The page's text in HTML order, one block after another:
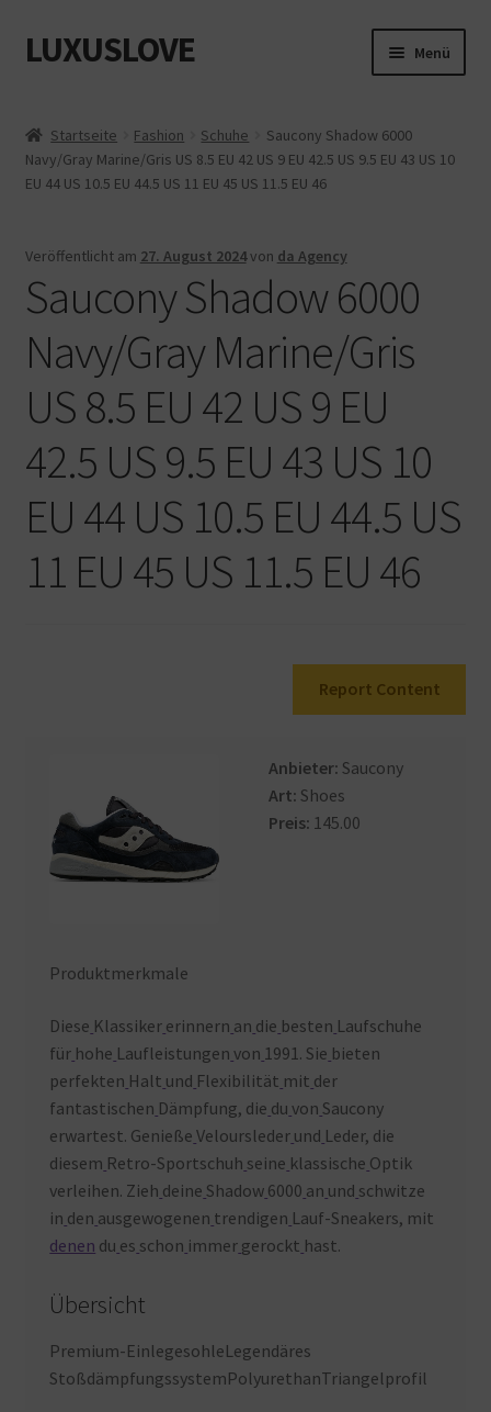
Zur
Navigation
Zum
Inhalt
LUXUSLOVE Menü
Cookie-Richtlinie (EU)
Impressum
Kasse
Mein Konto
Shop
Warenkorb
Startseite Fashion Schuhe
Saucony Shadow 6000
Navy/Gray Marine/Gris US 8.5 EU 42 US 9 EU 42.5 US 9.5 EU 43 US 10
EU 44 US 10.5 EU 44.5 US 11 EU 45 US 11.5 EU 46
Veröffentlicht am 27. August 2024von da Agency
Saucony Shadow 6000
Navy/Gray Marine/Gris
US 8.5 EU 42 US 9 EU
42.5 US 9.5 EU 43 US 10
EU 44 US 10.5 EU 44.5 US
11 EU 45 US 11.5 EU 46
Report Content
Anbieter: Saucony
Art: Shoes
Preis: 145.00
Produktmerkmale
Diese Klassiker erinnern an die besten Laufschuhe
für hohe Laufleistungen von 1991. Sie bieten
perfekten Halt und Flexibilität mit der
fantastischen Dämpfung, die du von Saucony
erwartest. Genieße Veloursleder und Leder, die
diesem Retro-Sportschuh seine klassische Optik
verleihen. Zieh deine Shadow 6000 an und schwitze
in den ausgewogenen trendigen Lauf-Sneakers, mit
denen du es schon immer gerockt hast.
Übersicht
Premium-EinlegesohleLegendäres
StoßdämpfungssystemPolyurethanTriangelprofil